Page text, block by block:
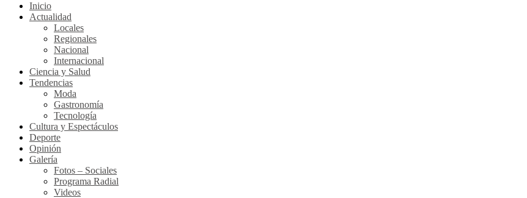
Inicio
Actualidad
Locales
Regionales
Nacional
Internacional
Ciencia y Salud
Tendencias
Moda
Gastronomía
Tecnología
Cultura y Espectáculos
Deporte
Opinión
Galería
Fotos – Sociales
Programa Radial
Videos